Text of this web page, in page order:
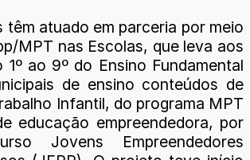
têm atuado em parceria por meio
MPT nas Escolas, que leva aos
1º ao 9º do Ensino Fundamental
de ensino conteúdos de
Infantil, do programa MPT
educação empreendedora, por
Jovens Empreendedores